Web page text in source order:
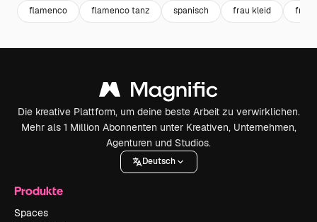
flamenco flamenco tanz spanisch frau kleid frau
Die kreative Plattform, um deine beste Arbeit zu verwirklichen.
Mehr als 1 Million Abonnenten unter Kreativen, Unternehmen,
Agenturen und Studios.
Deutsch
Produkte
Spaces